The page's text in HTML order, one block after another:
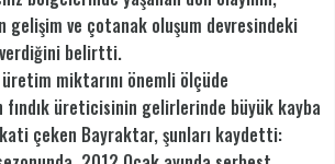
gelişim ve çotanak oluşum devresindeki
verdiğini belirtti.
üretim miktarını önemli ölçüde
fındık üreticisinin gelirlerinde büyük kayba
çeken Bayraktar, şunları kaydetti: